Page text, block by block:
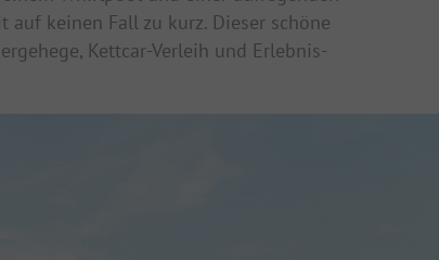
auf keinen Fall zu kurz. Dieser schöne
Kettcar-Verleih und Erlebnis-